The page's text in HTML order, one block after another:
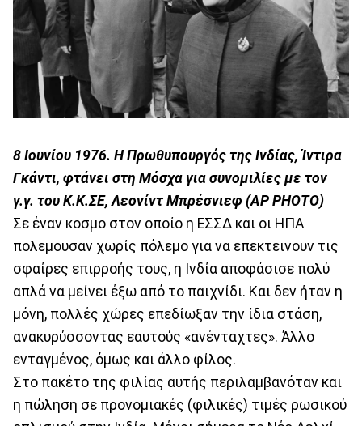
8 Ιουνίου 1976. Η Πρωθυπουργός της Ινδίας, Ίντιρα
Γκάντι, φτάνει στη Μόσχα για συνομιλίες με τον
γ.γ. του Κ.Κ.ΣΕ, Λεονίντ Μπρέσνιεφ (ΑΡ ΡΗΟΤΟ)
Σε έναν κοσμο στον οποίο η ΕΣΣΔ και οι ΗΠΑ
πολεμουσαν χωρίς πόλεμο για να επεκτεινουν τις
σφαίρες επιρροής τους, η Ινδία αποφάσισε πολύ
απλά να μείνει έξω από το παιχνίδι. Και δεν ήταν η
μόνη, πολλές χώρες επεδίωξαν την ίδια στάση,
ανακυρύσσοντας εαυτούς «ανένταχτες». Άλλο
ενταγμένος, όμως και άλλο φίλος.
Στο πακέτο της φιλίας αυτής περιλαμβανόταν και
η πώληση σε προνομιακές (φιλικές) τιμές ρωσικού